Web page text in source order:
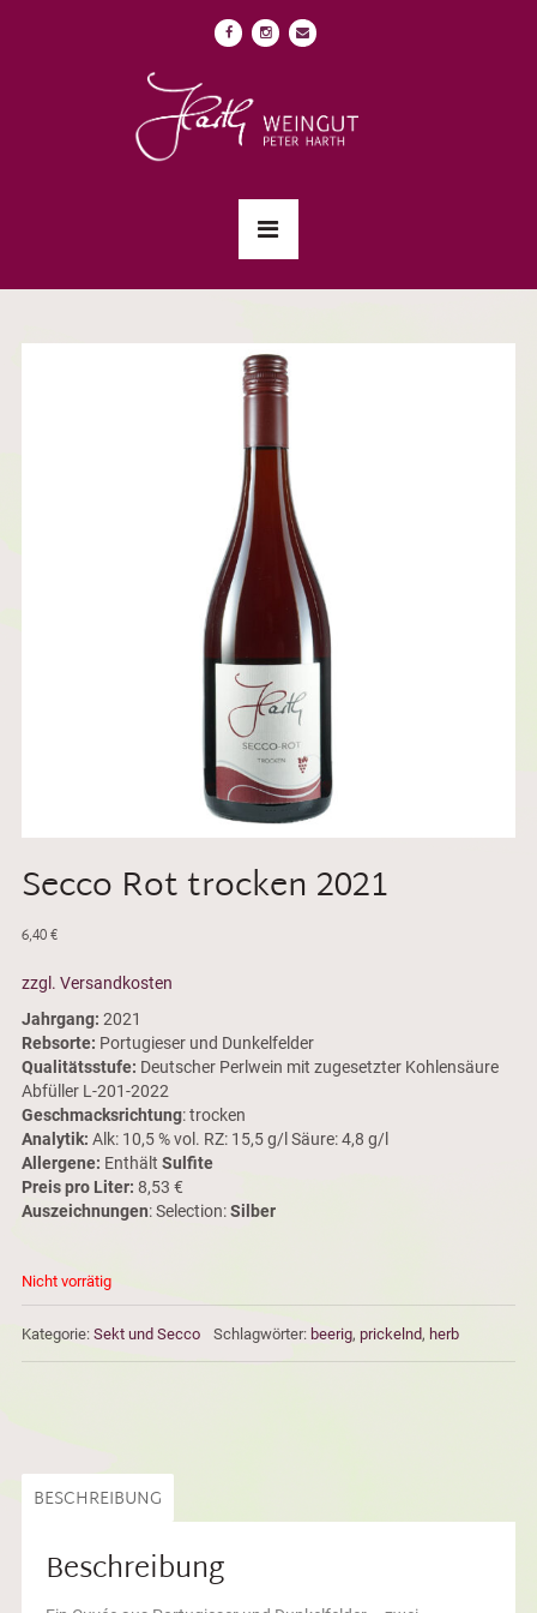
Secco Rot trocken 2021
6,40€
zzgl. Versandkosten
Jahrgang: 2021
Rebsorte: Portugieser und Dunkelfelder
Qualitätsstufe: Deutscher Perlwein mit zugesetzter Kohlensäure
Abfüller L-201-2022
Geschmacksrichtung: trocken
Analytik: Alk: 10,5 % vol. RZ: 15,5 g/l Säure: 4,8 g/l
Allergene: Enthält Sulfite
Preis pro Liter: 8,53 €
Auszeichnungen: Selection:Silber
Nicht vorrätig
Kategorie: Sekt und Secco Schlagwörter: beerig, prickelnd, herb
BESCHREIBUNG
Beschreibung